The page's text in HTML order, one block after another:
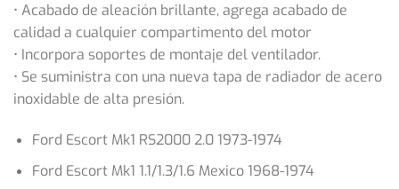
• Acabado de aleación brillante, agrega acabado de
calidad a cualquier compartimento del motor
• Incorpora soportes de montaje del ventilador.
• Se suministra con una nueva tapa de radiador de acero
inoxidable de alta presión.
Ford Escort Mk1 RS2000 2.0 1973-1974
Ford Escort Mk1 1.1/1.3/1.6 Mexico 1968-1974